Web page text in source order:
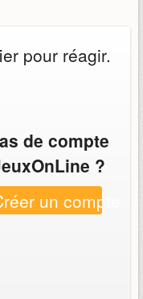
pour réagir.
de compte
?
un compte